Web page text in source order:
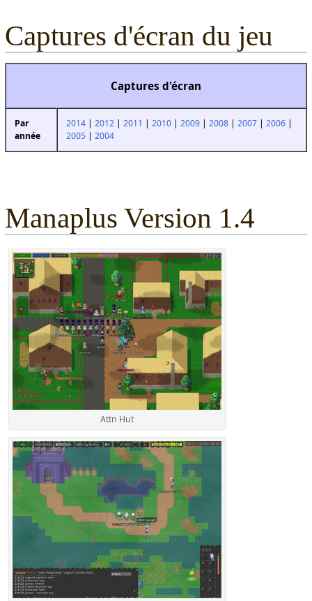
Captures d'écran du jeu
Captures d'écran
Par
année
2014| 2012| 2011 | 2010| 2009| 2008| 2007| 2006|
2005| 2004
Manaplus Version 1.4
Attn Hut